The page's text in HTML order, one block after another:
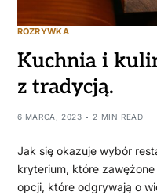
ROZRYWKA
Kuchnia i
z tradycją.
6 MARCA, 2023 2 MIN READ
Jak się okazuje wybór
kryterium, które
opcji, które odgrywają o